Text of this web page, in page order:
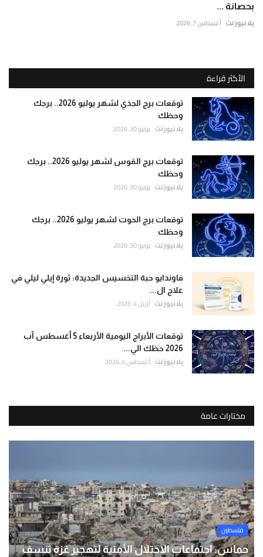
بحصانة ...
يلا نيوز نت أغسطس 7, 2026
الأكثر قراءة
توقعات برج الجدي لشهر يوليو 2026.. برجك
وحظك
يلا نيوز نت يونيو 30, 2026
توقعات برج القوس لشهر يوليو 2026.. برجك
وحظك
يلا نيوز نت يونيو 30, 2026
توقعات برج الحوت لشهر يوليو 2026.. برجك
وحظك
يلا نيوز نت يونيو 30, 2026
فاوندايو حبة التخسيس الجديدة: ثورة إيلي ليلي في
علاج ال...
يلا نيوز نت أبريل 4, 2026
توقعات الأبراج اليومية الأربعاء 5 أغسطس آب
2026 حظك الي...
يلا نيوز نت أغسطس 4, 2026
مختارات عامة
فلسطين
حماس: اجتماعات الاحتلال الأمنية لتهجير غزة تنسف